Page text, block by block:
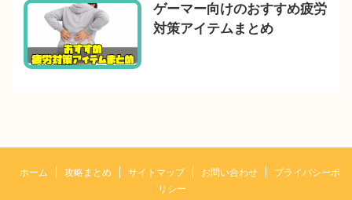
ゲーマー向けのおすすめ疲労
対策アイテムまとめ
ホーム 攻略まとめ サイトマップ お問い合わせ
プライバシーポ
リシー